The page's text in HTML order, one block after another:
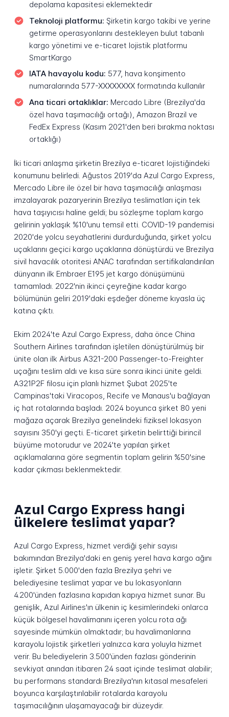
depolama kapasitesi eklemektedir
Teknoloji platformu: Şirketin kargo takibi ve yerine
getirme operasyonlarını destekleyen bulut tabanlı
kargo yönetimi ve e-ticaret lojistik platformu
SmartKargo
IATA havayolu kodu: 577, hava konşimento
numaralarında 577-XXXXXXXX formatında kullanılır
Ana ticari ortaklıklar: Mercado Libre (Brezilya'da
özel hava taşımacılığı ortağı), Amazon Brazil ve
FedEx Express (Kasım 2021'den beri bırakma noktası
ortaklığı)
İki ticari anlaşma şirketin Brezilya e-ticaret lojistiğindeki
konumunu belirledi. Ağustos 2019'da Azul Cargo Express,
Mercado Libre ile özel bir hava taşımacılığı anlaşması
imzalayarak pazaryerinin Brezilya teslimatları için tek
hava taşıyıcısı haline geldi; bu sözleşme toplam kargo
gelirinin yaklaşık %10'unu temsil etti. COVID-19 pandemisi
2020'de yolcu seyahatlerini durdurduğunda, şirket yolcu
uçaklarını geçici kargo uçaklarına dönüştürdü ve Brezilya
sivil havacılık otoritesi ANAC tarafından sertifikalandırılan
dünyanın ilk Embraer E195 jet kargo dönüşümünü
tamamladı. 2022'nin ikinci çeyreğine kadar kargo
bölümünün geliri 2019'daki eşdeğer döneme kıyasla üç
katına çıktı.
Ekim 2024'te Azul Cargo Express, daha önce China
Southern Airlines tarafından işletilen dönüştürülmüş bir
ünite olan ilk Airbus A321-200 Passenger-to-Freighter
uçağını teslim aldı ve kısa süre sonra ikinci ünite geldi.
A321P2F filosu için planlı hizmet Şubat 2025'te
Campinas'taki Viracopos, Recife ve Manaus'u bağlayan
iç hat rotalarında başladı. 2024 boyunca şirket 80 yeni
mağaza açarak Brezilya genelindeki fiziksel lokasyon
sayısını 350'yi geçti. E-ticaret şirketin belirttiği birincil
büyüme motorudur ve 2024'te yapılan şirket
açıklamalarına göre segmentin toplam gelirin %50'sine
kadar çıkması beklenmektedir.
Azul Cargo Express hangi
ülkelere teslimat yapar?
Azul Cargo Express, hizmet verdiği şehir sayısı
bakımından Brezilya'daki en geniş yerel hava kargo ağını
işletir. Şirket 5.000'den fazla Brezilya şehri ve
belediyesine teslimat yapar ve bu lokasyonların
4.200'ünden fazlasına kapıdan kapıya hizmet sunar. Bu
genişlik, Azul Airlines'ın ülkenin iç kesimlerindeki onlarca
küçük bölgesel havalimanını içeren yolcu rota ağı
sayesinde mümkün olmaktadır; bu havalimanlarına
karayolu lojistik şirketleri yalnızca kara yoluyla hizmet
verir. Bu belediyelerin 3.500'ünden fazlası gönderinin
sevkiyat anından itibaren 24 saat içinde teslimat alabilir;
bu performans standardı Brezilya'nın kıtasal mesafeleri
boyunca karşılaştırılabilir rotalarda karayolu
taşımacılığının ulaşamayacağı bir düzeydir.